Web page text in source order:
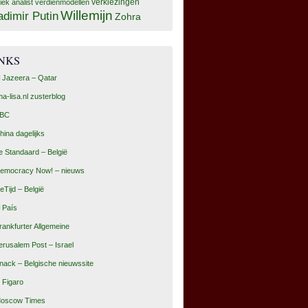
analist verdienmodellen verkiezingen
PutinWillemijn Zohra
Jazeera – Qatar
lisa.nl zusterblog
dagelijks
Standaard – België
Now! – nieuws
– België
País
Allgemeine
Post – Israel
– Belgische nieuwssite
Figaro
Times